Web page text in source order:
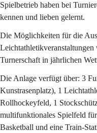
Spielbetrieb haben bei
kennen und lieben gelernt.
Die Möglichkeiten für die
Turnerschaft in jährlichen
Die Anlage verfügt über: 3
Kunstrasenplatz), 1
Rollhockeyfeld, 1
multifunktionales Spielfeld
Basketball und eine Train-